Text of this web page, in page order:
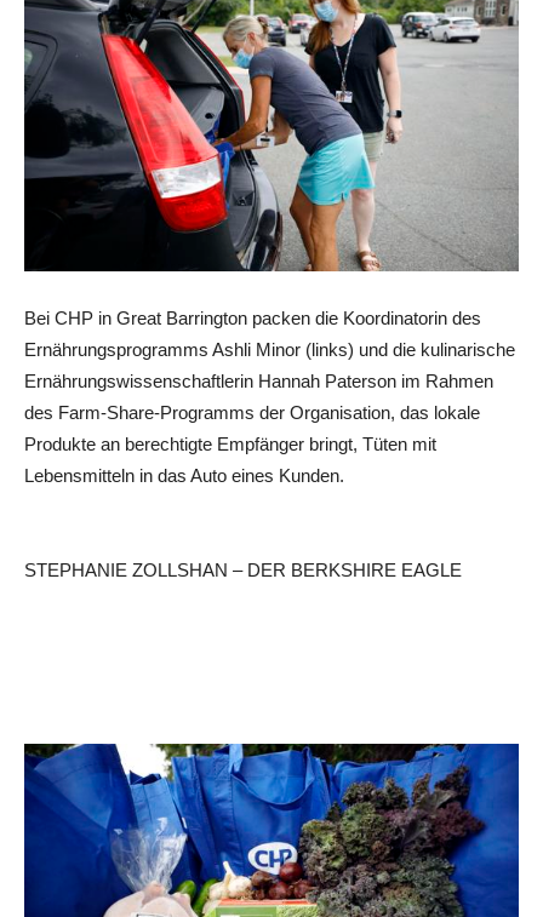
Bei CHP in Great Barrington packen die Koordinatorin des
Ernährungsprogramms Ashli ​​Minor (links) und die kulinarische
Ernährungswissenschaftlerin Hannah Paterson im Rahmen
des Farm-Share-Programms der Organisation, das lokale
Produkte an berechtigte Empfänger bringt, Tüten mit
Lebensmitteln in das Auto eines Kunden.
STEPHANIE ZOLLSHAN – DER BERKSHIRE EAGLE